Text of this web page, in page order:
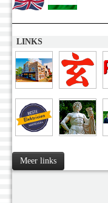
LINKS
Meer links